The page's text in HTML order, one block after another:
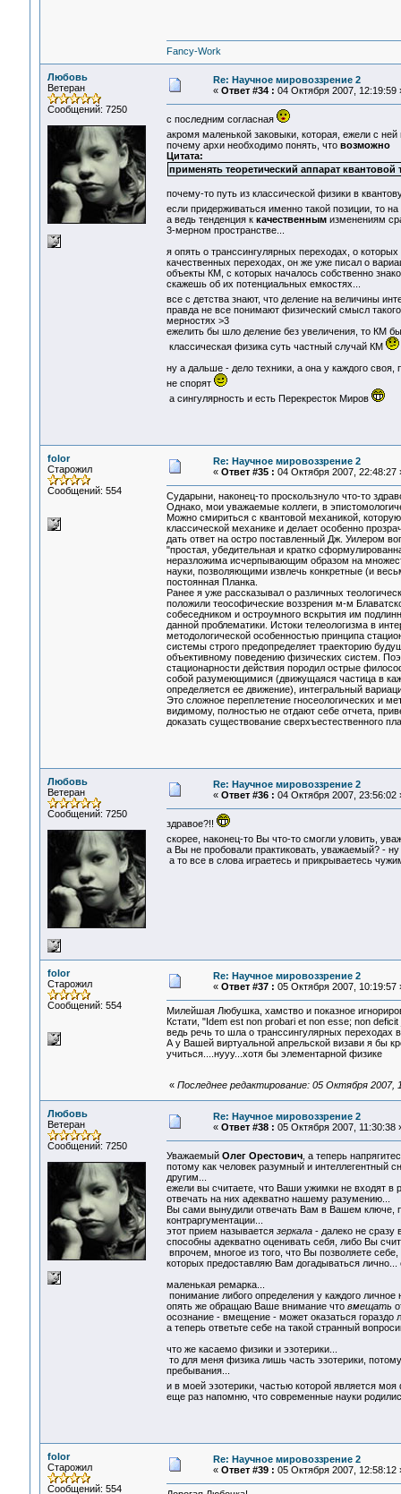
Fancy-Work
Любовь
Ветеран
Сообщений: 7250
Re: Научное мировоззрение 2
« Ответ #34 : 04 Октября 2007, 12:19:59
с последним согласная
акромя маленькой заковыки, которая, ежели с
почему архи необходимо понять, что возможно
Цитата:
применять теоретический аппарат
почему-то путь из классической физики в
если придерживаться именно такой позиции, то
а ведь тенденция к качественнымизменениям
3-мерном пространстве...
я опять о транссингулярных переходах, о
качественных переходах, он же уже писал о
объекты КМ, с которых началось собственно
скажешь об их потенциальных емкостях...
все с детства знают, что деление на величины
правда не все понимают физический смысл
мерностях >3
ежелить бы шло деление без увеличения, то КМ
классическая физика суть частный случай КМ
ну а дальше - дело техники, а она у каждого
не спорят
а сингулярность и есть Перекресток Миров
folor
Старожил
Сообщений: 554
Re: Научное мировоззрение 2
« Ответ #35 : 04 Октября 2007, 22:48:27
Сударыни, наконец-то проскользнуло что-то
Однако, мои уважаемые коллеги, в
Можно смириться с квантовой механикой,
классической механике и делает особенно
дать ответ на остро поставленный Дж. Уилером
"простая, убедительная и кратко
неразложима исчерпывающим образом на
науки, позволяющими извлечь конкретные (и
постоянная Планка.
Ранее я уже рассказывал о различных
положили теософические воззрения м-м
собеседником и остроумного вскрытия им
данной проблематики. Истоки телеологизма в
методологической особенностью принципа
системы строго предопределяет траекторию
объективному поведению физических систем.
стационарности действия породил острые
собой разумеющимися (движущаяся частица в
определяется ее движение), интегральный
Это сложное переплетение гносеологических и
видимому, полностью не отдают себе отчета,
доказать существование сверхъестественного
Любовь
Ветеран
Сообщений: 7250
Re: Научное мировоззрение 2
« Ответ #36 : 04 Октября 2007, 23:56:02
здравое?!!
скорее, наконец-то Вы что-то смогли уловить,
а Вы не пробовали практиковать, уважаемый? -
а то все в слова играетесь и прикрываетесь
folor
Старожил
Сообщений: 554
Re: Научное мировоззрение 2
« Ответ #37 : 05 Октября 2007, 10:19:57
Милейшая Любушка, хамство и показное
Кстати, "Idem est non probari et non esse; non
ведь речь то шла о транссингулярных переходах
А у Вашей виртуальной апрельской визави я бы
учиться....нууу...хотя бы элементарной физике
« Последнее редактирование: 05 Октября 2007,
Любовь
Ветеран
Сообщений: 7250
Re: Научное мировоззрение 2
« Ответ #38 : 05 Октября 2007, 11:30:38
Уважаемый Олег Орестович, а теперь
потому как человек разумный и интеллегентный
другим...
ежели вы считаете, что Ваши ужимки не входят в
отвечать на них адекватно нашему разумению...
Вы сами вынудили отвечать Вам в Вашем ключе,
контраргументации...
этот прием называется зеркала- далеко не сразу
способны адекватно оценивать себя, либо Вы
впрочем, многое из того, что Вы позволяете
которых предоставляю Вам догадываться
маленькая ремарка...
понимание либого определения у каждого личное
опять же обращаю Ваше внимание что вмещать
осознание - вмещение - может оказаться гораздо
а теперь ответьте себе на такой странный
что же касаемо физики и эзотерики...
то для меня физика лишь часть эзотерики,
пребывания...
и в моей эзотерики, частью которой является
еще раз напомню, что современные науки
folor
Старожил
Сообщений: 554
Re: Научное мировоззрение 2
« Ответ #39 : 05 Октября 2007, 12:58:12